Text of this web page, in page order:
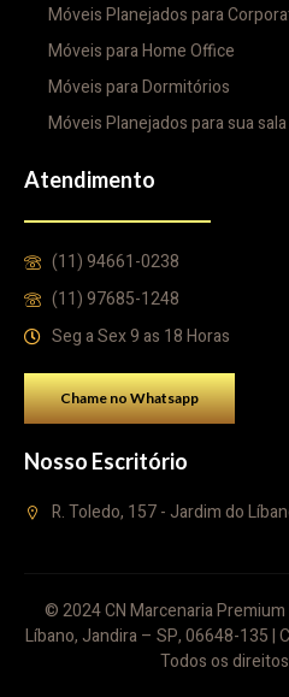
Móveis Planejados para
Móveis para Home Office
Móveis para Dormitórios
Móveis Planejados para sua sala
Atendimento
(11) 94661-0238
(11) 97685-1248
Seg a Sex 9 as 18 Horas
Chame no Whatsapp
Nosso Escritório
R. Toledo, 157 - Jardim do
© 2024 CN Marcenaria
Líbano, Jandira – SP, 06648-135 |
Todos os